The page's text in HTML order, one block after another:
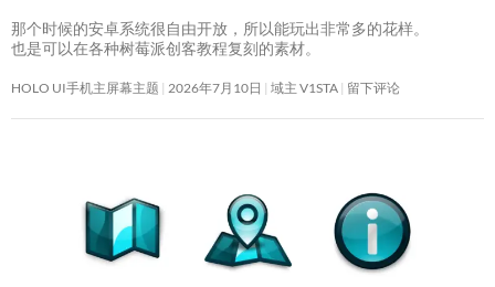
那个时候的安卓系统很自由开放，所以能玩出非常多的花样。
也是可以在各种树莓派创客教程复刻的素材。
HOLO UI手机主屏幕主题 2026年7月10日 域主 V1STA 留下评论